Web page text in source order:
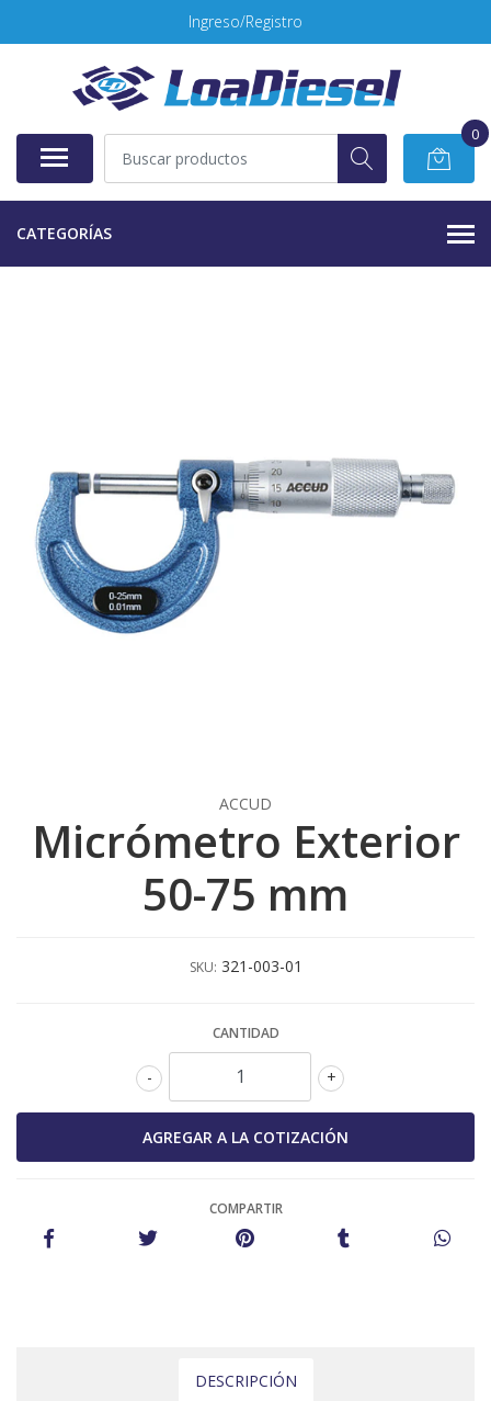
Ingreso/Registro
0
CATEGORÍAS
ACCUD
Micrómetro Exterior
50-75 mm
SKU: 321-003-01
CANTIDAD
+
-
COMPARTIR
DESCRIPCIÓN